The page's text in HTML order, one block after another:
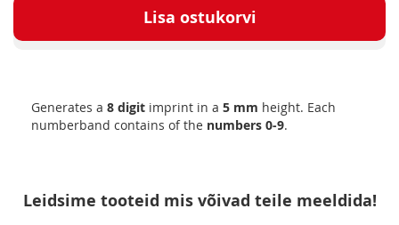
Lisa ostukorvi
Generates a 8 digit imprint in a 5 mm height. Each
numberband contains of the numbers 0-9.
Leidsime tooteid mis võivad teile meeldida!